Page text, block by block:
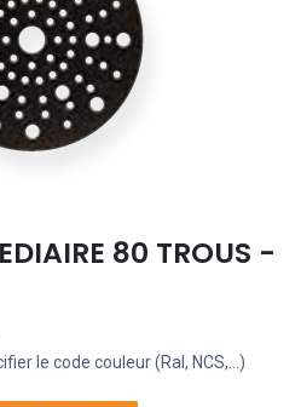
80 TROUS -
le code couleur (Ral, NCS,...)